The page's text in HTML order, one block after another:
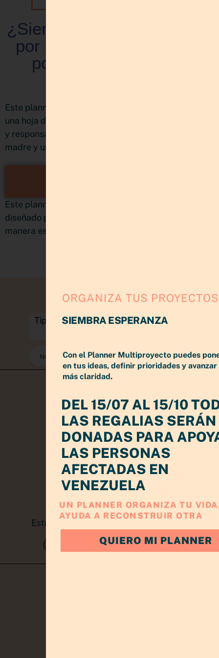
¿Sientes que tienes mucho
por hacer, pero no sabes
por dónde empezar?
Este planner nació de mi propia necesidad de tener
una hoja de ruta clara entre tantos proyectos, ideas
y responsabilidades como emprendedora, mujer,
madre y una vida con muchas movidas.
Este planner no es una agenda, es un sistema
diseñado para poder organizar y planificacar de
manera estratégica sin matar tu creatividad
Estrategia, claridad y crecimiento para
emprendedoras
ORGANIZA TUS
SIEMBRA ESPERANZA
Con el Planner Multiproyecto puedes
en tus ideas, definir prioridades y avanzar
más claridad.
DEL 15/07 AL 15/10
LAS REGALIAS SERÁN
DONADAS PARA
LAS PERSONAS
AFECTADAS EN
VENEZUELA
UN PLANNER ORGANIZA TU
AYUDA A RECONSTRUIR OTRA
QUIERO MI PLANNER